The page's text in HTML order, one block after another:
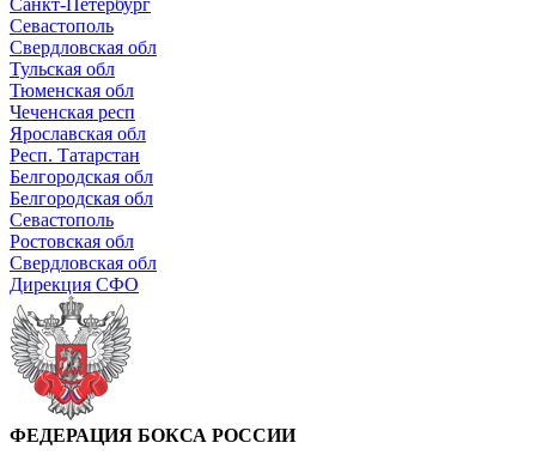
Севастополь
Свердловская обл
Тульская обл
Тюменская обл
Чеченская респ
Ярославская обл
Респ. Татарстан
Белгородская обл
Белгородская обл
Севастополь
Ростовская обл
Свердловская обл
Дирекция СФО
ФЕДЕРАЦИЯ БОКСА РОССИИ